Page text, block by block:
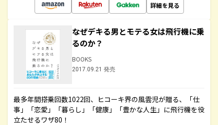
詳細を見る
なぜデキる男とモテる女は飛行機に乗
るのか？
BOOKS
2017.09.21 発売
最多年間搭乗回数1022回、ヒコーキ界の風雲児が贈る、「仕
事」「恋愛」「暮らし」「健康」「豊かな人生」に飛行機を役
立たせるワザ80！